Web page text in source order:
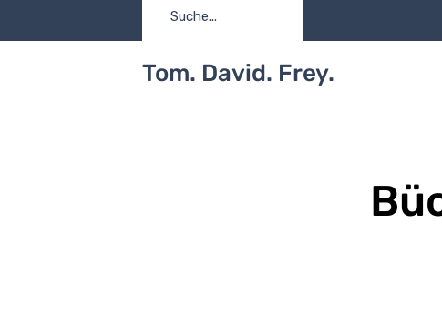
Tom. David. Frey.